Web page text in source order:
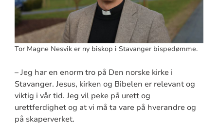
Tor Magne Nesvik er ny biskop i Stavanger bispedømme.
– Jeg har en enorm tro på Den norske kirke i
Stavanger. Jesus, kirken og Bibelen er relevant og
viktig i vår tid. Jeg vil peke på urett og
urettferdighet og at vi må ta vare på hverandre og
på skaperverket.